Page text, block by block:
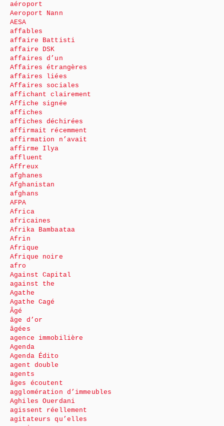
aéroport
Aeroport Nann
AESA
affables
affaire Battisti
affaire DSK
affaires d’un
Affaires étrangères
affaires liées
Affaires sociales
affichant clairement
Affiche signée
affiches
affiches déchirées
affirmait récemment
affirmation n’avait
affirme Ilya
affluent
Affreux
afghanes
Afghanistan
afghans
AFPA
Africa
africaines
Afrika Bambaataa
Afrin
Afrique
Afrique noire
afro
Against Capital
against the
Agathe
Agathe Cagé
Âgé
âge d’or
âgées
agence immobilière
Agenda
Agenda Édito
agent double
agents
âges écoutent
agglomération d’immeubles
Aghiles Ouerdani
agissent réellement
agitateurs qu’elles